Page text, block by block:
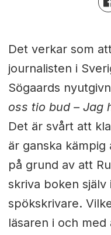
Det verkar som
journalisten i
Sögaards
oss tio bud – Jag
Det är svårt att
är ganska
på grund av att
skriva boken
spökskrivare.
läsaren i och